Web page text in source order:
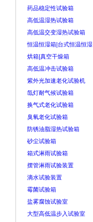
药品稳定性试验箱
高低温湿热试验箱
高低温交变湿热试验箱
恒温恒湿箱|台式恒温恒湿
烘箱|真空干燥箱
高低温冲击试验箱
紫外光加速老化试验机
氙灯耐气候试验箱
换气式老化试验箱
臭氧老化试验箱
防锈油脂湿热试验箱
砂尘试验箱
箱式淋雨试验箱
摆管淋雨试验装置
滴水试验装置
霉菌试验箱
盐雾腐蚀试验室
大型高低温步入试验室